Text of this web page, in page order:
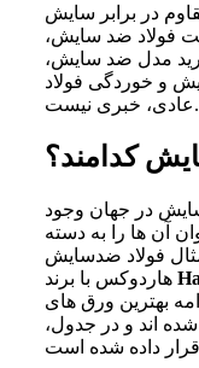
در برابر سایش
فولاد ضد سایش،
مدل ضد سایش،
و خوردگی فولاد
عادی، خبری نیست.
کدامند؟
در جهان وجود
آن‌ ها را به دسته
فولاد ضدسایش
هاردوکس با برند
بهترین ورق های
اند و در جدول،